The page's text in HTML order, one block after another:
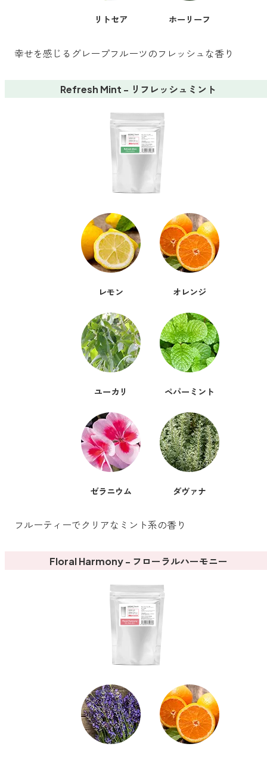
リトセア ホーリーフ
幸せを感じるグレープフルーツのフレッシュな香り
Refresh Mint - リフレッシュミント
レモン オレンジ
ユーカリ ペパーミント
ゼラニウム ダヴァナ
フルーティーでクリアなミント系の香り
Floral Harmony - フローラルハーモニー